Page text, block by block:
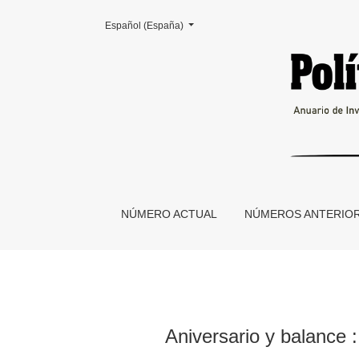
Aniversario y balance
NÚMERO ACTUAL NÚMEROS
Cambiar el idioma. El actual es:
Español (España)
Aniversario y balance